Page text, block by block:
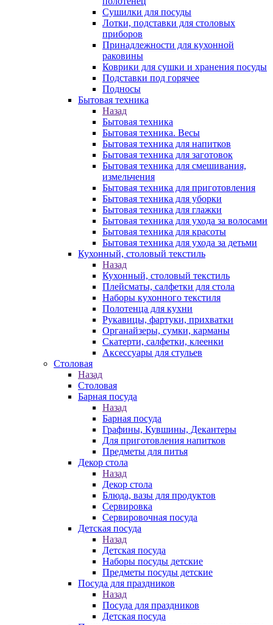
Сушилки для посуды
Лотки, подставки для столовых
приборов
Принадлежности для кухонной
раковины
Коврики для сушки и хранения посуды
Подставки под горячее
Подносы
Бытовая техника
Назад
Бытовая техника
Бытовая техника. Весы
Бытовая техника для напитков
Бытовая техника для заготовок
Бытовая техника для смешивания,
измельчения
Бытовая техника для приготовления
Бытовая техника для уборки
Бытовая техника для глажки
Бытовая техника для ухода за волосами
Бытовая техника для красоты
Бытовая техника для ухода за детьми
Кухонный, столовый текстиль
Назад
Кухонный, столовый текстиль
Плейсматы, салфетки для стола
Наборы кухонного текстиля
Полотенца для кухни
Рукавицы, фартуки, прихватки
Органайзеры, сумки, карманы
Скатерти, салфетки, клеенки
Аксессуары для стульев
Столовая
Назад
Столовая
Барная посуда
Назад
Барная посуда
Графины, Кувшины, Декантеры
Для приготовления напитков
Предметы для питья
Декор стола
Назад
Декор стола
Блюда, вазы для продуктов
Сервировка
Сервировочная посуда
Детская посуда
Назад
Детская посуда
Наборы посуды детские
Предметы посуды детские
Посуда для праздников
Назад
Посуда для праздников
Детская посуда